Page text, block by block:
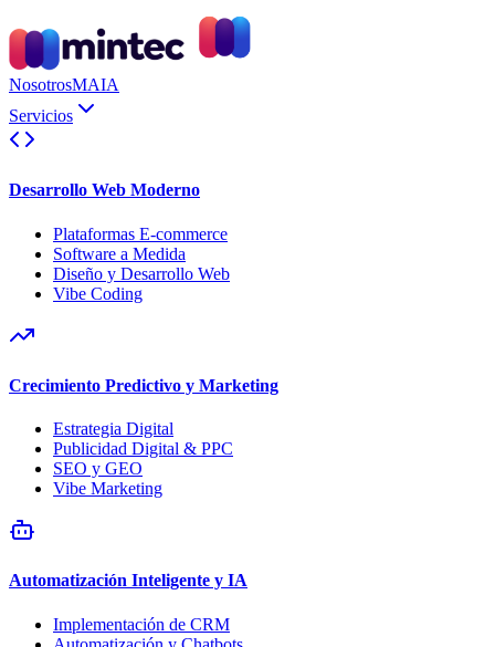
NosotrosMAIA
Servicios
Desarrollo Web Moderno
Plataformas E-commerce
Software a Medida
Diseño y Desarrollo Web
Vibe Coding
Crecimiento Predictivo y Marketing
Estrategia Digital
Publicidad Digital & PPC
SEO y GEO
Vibe Marketing
Automatización Inteligente y IA
Implementación de CRM